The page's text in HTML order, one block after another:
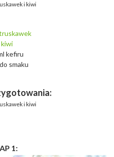
i kiwi
kiwi
kefiru
smaku
i kiwi
1: